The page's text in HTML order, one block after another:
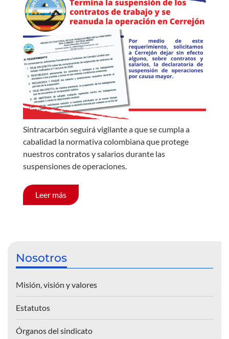
Sintracarbón seguirá vigilante a que se cumpla a
cabalidad la normativa colombiana que protege
nuestros contratos y salarios durante las
suspensiones de operaciones.
Leer más
Nosotros
Misión, visión y valores
Estatutos
Órganos del sindicato